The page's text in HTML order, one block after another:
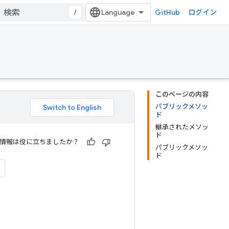
/ GitHub ログイン
このページの内容
パブリックメソッ
ド
継承されたメソッ
ド
パブリックメソッ
ド
報は役に立ちましたか？